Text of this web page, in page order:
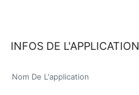
INFOS DE L'APPLICATION
Nom De L'application